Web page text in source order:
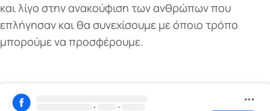
και λίγο στην ανακούφιση των ανθρώπων που
επλήγησαν και θα συνεχίσουμε με όποιο τρόπο
μπορούμε να προσφέρουμε.